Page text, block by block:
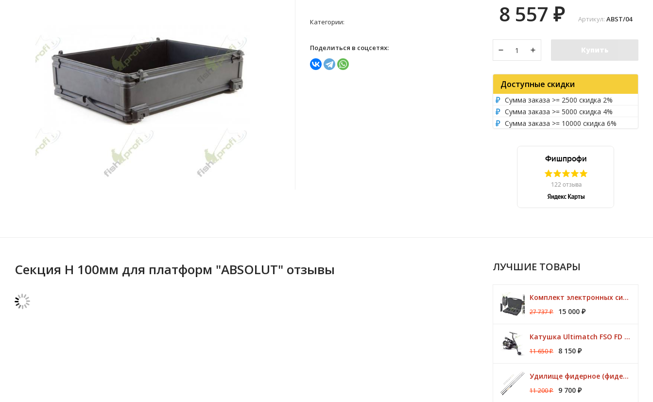
Категории:
Поделиться в соцсетях:
Артикул: ABST/04
8 557₽
Купить
Доступные скидки
Сумма заказа >= 2500 скидка 2%
Сумма заказа >= 5000 скидка 4%
Сумма заказа >= 10000 скидка 6%
ЛУЧШИЕ ТОВАРЫ
Комплект электронных сигнализаторов TRAPER Prestige 4+1
27 737₽ 15 000 ₽
Катушка Ultimatch FSO FD 835 8 подшипников 5,1:1 Browning
11 650₽ 8 150 ₽
Удилище фидерное (фидер) ZEMEX (Земекс) IRON FLAT METHOD FEEDER 13" до 140,0 гр
11 200₽ 9 700 ₽
Секция Н 100мм для платформ "ABSOLUT" отзывы